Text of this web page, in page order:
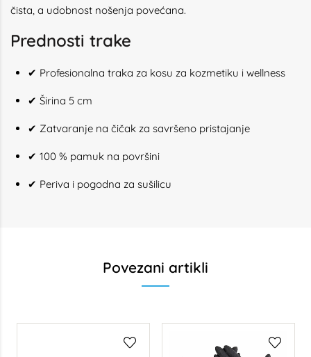
čista, a udobnost nošenja povećana.
Prednosti trake
✔ Profesionalna traka za kosu za kozmetiku i wellness
✔ Širina 5 cm
✔ Zatvaranje na čičak za savršeno pristajanje
✔ 100 % pamuk na površini
✔ Periva i pogodna za sušilicu
Povezani artikli